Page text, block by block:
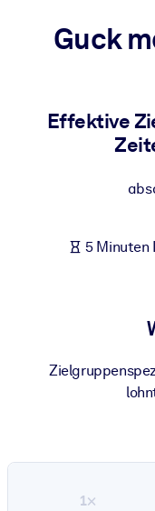
Bauen Sie eine
Für LMS/LXP
Integrieren Sie
Bereichern Sie Ihre
Nutzen Sie
Guck
Effektive
5 Minuten
1×